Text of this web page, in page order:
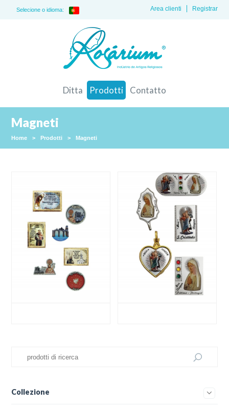
Selecione o idioma: Registrar
Area clienti
Ditta Prodotti Contatto
Magneti
Home > Prodotti > Magneti
Collezione